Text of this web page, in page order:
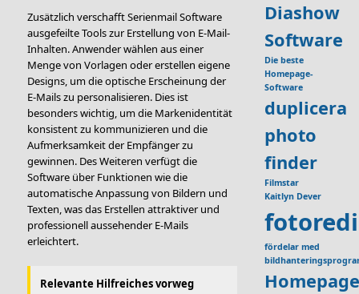
Zusätzlich verschafft Serienmail Software
ausgefeilte Tools zur Erstellung von E-Mail-
Inhalten. Anwender wählen aus einer
Menge von Vorlagen oder erstellen eigene
Designs, um die optische Erscheinung der
E-Mails zu personalisieren. Dies ist
besonders wichtig, um die Markenidentität
konsistent zu kommunizieren und die
Aufmerksamkeit der Empfänger zu
gewinnen. Des Weiteren verfügt die
Software über Funktionen wie die
automatische Anpassung von Bildern und
Texten, was das Erstellen attraktiver und
professionell aussehender E-Mails
erleichtert.
Relevante Hilfreiches vorweg
Diashow
Software
Die beste
Homepage-
Software
duplicera
photo
finder
Filmstar
Kaitlyn Dever
fördelar med